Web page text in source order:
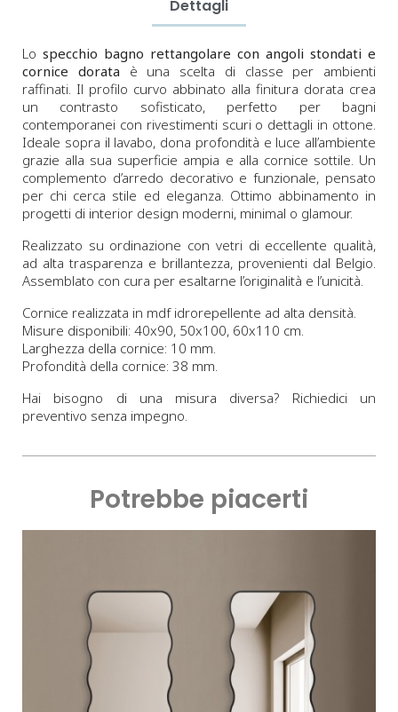
Dettagli
Lo specchio bagno rettangolare con angoli stondati e
cornice dorata è una scelta di classe per ambienti
raffinati. Il profilo curvo abbinato alla finitura dorata crea
un contrasto sofisticato, perfetto per bagni
contemporanei con rivestimenti scuri o dettagli in ottone.
Ideale sopra il lavabo, dona profondità e luce all’ambiente
grazie alla sua superficie ampia e alla cornice sottile. Un
complemento d’arredo decorativo e funzionale, pensato
per chi cerca stile ed eleganza. Ottimo abbinamento in
progetti di interior design moderni, minimal o glamour.
Realizzato su ordinazione con vetri di eccellente qualità,
ad alta trasparenza e brillantezza, provenienti dal Belgio.
Assemblato con cura per esaltarne l’originalità e l’unicità.
Cornice realizzata in mdf idrorepellente ad alta densità.
Misure disponibili: 40x90, 50x100, 60x110 cm.
Larghezza della cornice: 10 mm.
Profondità della cornice: 38 mm.
Hai bisogno di una misura diversa? Richiedici un
preventivo senza impegno.
Potrebbe piacerti